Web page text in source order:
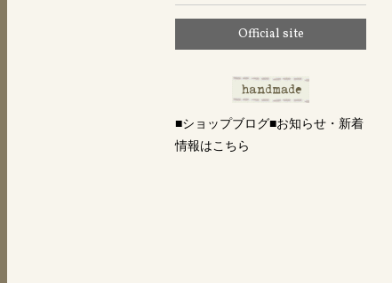
Official site
■ショップブログ■お知らせ・新着
情報はこちら